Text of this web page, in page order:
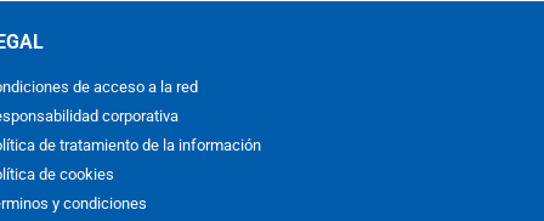
de acceso a la red
corporativa
de tratamiento de la información
de cookies
y condiciones